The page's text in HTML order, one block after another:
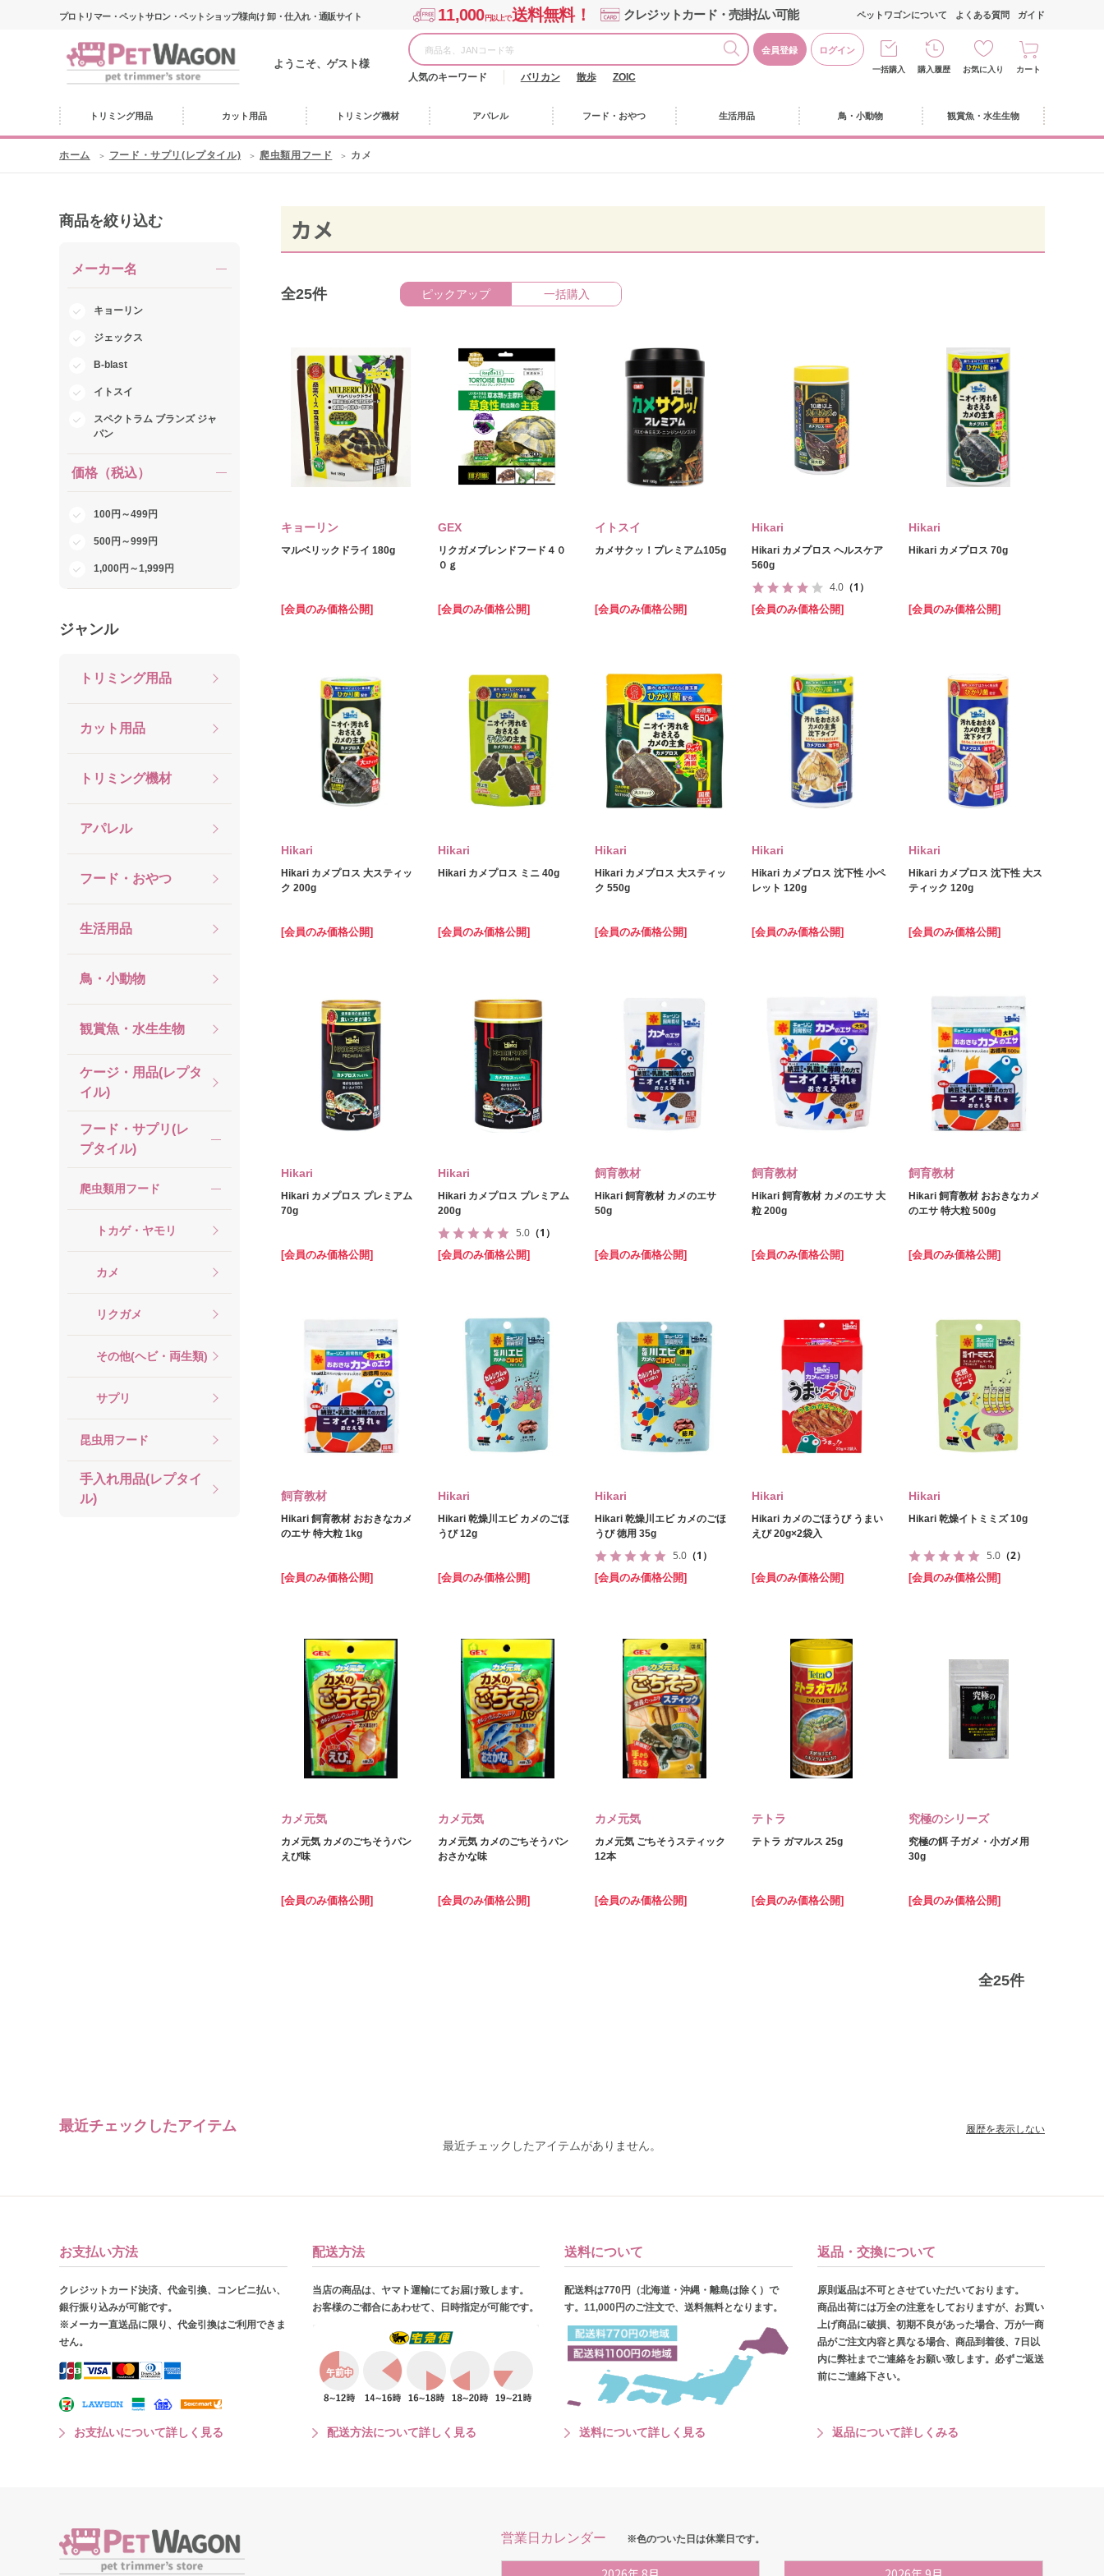
プロトリマー・ペットサロン・ペットショップ様向け 卸・仕入れ・通販サイト 11,000円以上で送料無料！ クレジットカード・売掛払い可能
ようこそ、ゲスト様
会員登録 ログイン
人気のキーワード バリカン 散歩 ZOIC
ペットワゴンについて よくある質問 ガイド
一括購入 購入履歴 お気に入り カート
トリミング用品 カット用品 トリミング機材 アパレル フード・おやつ 生活用品 鳥・小動物 観賞魚・水生生物
ホーム フード・サプリ(レプタイル) 爬虫類用フード カメ
商品を絞り込む
メーカー名
キョーリン
ジェックス
B-blast
イトスイ
スペクトラム ブランズ ジャ
パン
価格（税込）
100円～499円
500円～999円
1,000円～1,999円
ジャンル
トリミング用品
カット用品
トリミング機材
アパレル
フード・おやつ
生活用品
鳥・小動物
観賞魚・水生生物
ケージ・用品(レプタ
イル)
フード・サプリ(レ
プタイル)
爬虫類用フード
トカゲ・ヤモリ
カメ
リクガメ
その他(ヘビ・両生類)
サプリ
昆虫用フード
手入れ用品(レプタイ
ル)
カメ
全25件 ピックアップ 一括購入
キョーリン
マルベリックドライ 180g
[会員のみ価格公開]
GEX
リクガメブレンドフード４０
０ｇ
[会員のみ価格公開]
イトスイ
カメサクッ！プレミアム105g
[会員のみ価格公開]
Hikari
Hikari カメプロス ヘルスケア
560g
4.0 （1）
[会員のみ価格公開]
Hikari
Hikari カメプロス 70g
[会員のみ価格公開]
Hikari
Hikari カメプロス 大スティッ
ク 200g
[会員のみ価格公開]
Hikari
Hikari カメプロス ミニ 40g
[会員のみ価格公開]
Hikari
Hikari カメプロス 大スティッ
ク 550g
[会員のみ価格公開]
Hikari
Hikari カメプロス 沈下性 小ペ
レット 120g
[会員のみ価格公開]
Hikari
Hikari カメプロス 沈下性 大ス
ティック 120g
[会員のみ価格公開]
Hikari
Hikari カメプロス プレミアム
70g
[会員のみ価格公開]
Hikari
Hikari カメプロス プレミアム
200g
5.0 （1）
[会員のみ価格公開]
飼育教材
Hikari 飼育教材 カメのエサ
50g
[会員のみ価格公開]
飼育教材
Hikari 飼育教材 カメのエサ 大
粒 200g
[会員のみ価格公開]
飼育教材
Hikari 飼育教材 おおきなカメ
のエサ 特大粒 500g
[会員のみ価格公開]
飼育教材
Hikari 飼育教材 おおきなカメ
のエサ 特大粒 1kg
[会員のみ価格公開]
Hikari
Hikari 乾燥川エビ カメのごほ
うび 12g
[会員のみ価格公開]
Hikari
Hikari 乾燥川エビ カメのごほ
うび 徳用 35g
5.0 （1）
[会員のみ価格公開]
Hikari
Hikari カメのごほうび うまい
えび 20g×2袋入
[会員のみ価格公開]
Hikari
Hikari 乾燥イトミミズ 10g
5.0 （2）
[会員のみ価格公開]
カメ元気
カメ元気 カメのごちそうパン
えび味
[会員のみ価格公開]
カメ元気
カメ元気 カメのごちそうパン
おさかな味
[会員のみ価格公開]
カメ元気
カメ元気 ごちそうスティック
12本
[会員のみ価格公開]
テトラ
テトラ ガマルス 25g
[会員のみ価格公開]
究極のシリーズ
究極の餌 子ガメ・小ガメ用
30g
[会員のみ価格公開]
全25件
最近チェックしたアイテム
最近チェックしたアイテムがありません。
履歴を表示しない
お支払い方法
クレジットカード決済、代金引換、コンビニ払い、
銀行振り込みが可能です。
※メーカー直送品に限り、代金引換はご利用できま
せん。
お支払いについて詳しく見る
配送方法
当店の商品は、ヤマト運輸にてお届け致します。
お客様のご都合にあわせて、日時指定が可能です。
配送方法について詳しく見る
送料について
配送料は770円（北海道・沖縄・離島は除く）で
す。11,000円のご注文で、送料無料となります。
送料について詳しく見る
返品・交換について
原則返品は不可とさせていただいております。
商品出荷には万全の注意をしておりますが、お買い
上げ商品に破損、初期不良があった場合、万が一商
品がご注文内容と異なる場合、商品到着後、7日以
内に弊社までご連絡をお願い致します。必ずご返送
前にご連絡下さい。
返品について詳しくみる
営業日カレンダー ※色のついた日は休業日です。